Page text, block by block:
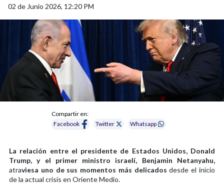
02 de Junio 2026, 12:20 PM
Compartir en:
Facebook
Twitter Whatsapp
La relación entre el presidente de Estados Unidos, Donald
Trump, y el primer ministro israelí, Benjamin Netanyahu,
atraviesa uno de sus momentos más delicadosdesde el inicio
de la actual crisis en Oriente Medio.